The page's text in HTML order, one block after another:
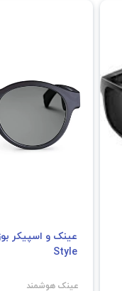
Style
عینک هوشمند